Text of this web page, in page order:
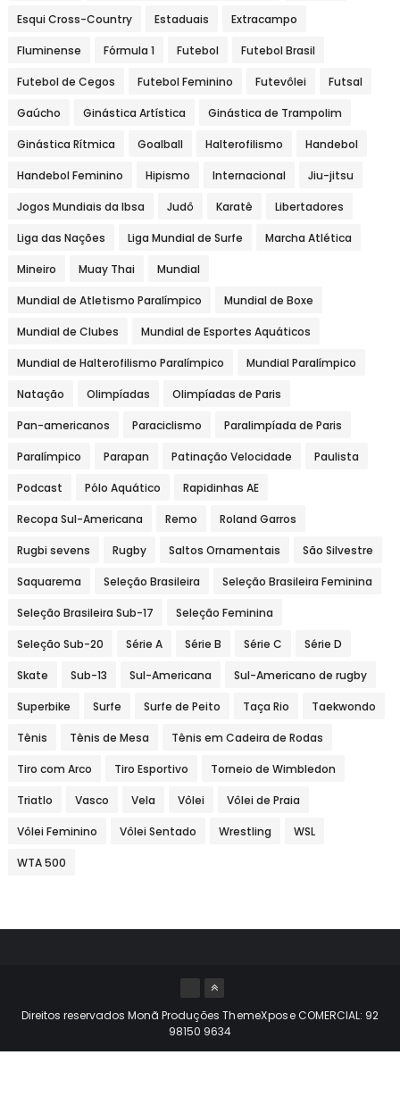
Esqui Cross-Country Estaduais Extracampo
Fluminense Fórmula 1 Futebol Futebol Brasil
Futebol de Cegos Futebol Feminino Futevôlei Futsal
Gaúcho Ginástica Artística Ginástica de Trampolim
Ginástica Rítmica Goalball Halterofilismo Handebol
Handebol Feminino Hipismo Internacional Jiu-jitsu
Jogos Mundiais da Ibsa Judô Karatê Libertadores
Liga das Nações Liga Mundial de Surfe Marcha Atlética
Mineiro Muay Thai Mundial
Mundial de Atletismo Paralímpico Mundial de Boxe
Mundial de Clubes Mundial de Esportes Aquáticos
Mundial de Halterofilismo Paralímpico Mundial Paralímpico
Natação Olimpíadas Olimpíadas de Paris
Pan-americanos Paraciclismo Paralimpíada de Paris
Paralímpico Parapan Patinação Velocidade Paulista
Podcast Pólo Aquático Rapidinhas AE
Recopa Sul-Americana Remo Roland Garros
Rugbi sevens Rugby Saltos Ornamentais São Silvestre
Saquarema Seleção Brasileira Seleção Brasileira Feminina
Seleção Brasileira Sub-17 Seleção Feminina
Seleção Sub-20 Série A Série B Série C Série D
Skate Sub-13 Sul-Americana Sul-Americano de rugby
Superbike Surfe Surfe de Peito Taça Rio Taekwondo
Tênis Tênis de Mesa Tênis em Cadeira de Rodas
Tiro com Arco Tiro Esportivo Torneio de Wimbledon
Triatlo Vasco Vela Vôlei Vôlei de Praia
Vôlei Feminino Vôlei Sentado Wrestling WSL
WTA 500
Direitos reservados Monã Produções ThemeXposeCOMERCIAL: 92
98150 9634